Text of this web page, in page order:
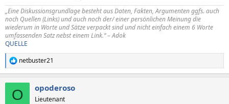
„Eine Diskussionsgrundlage besteht aus Daten, Fakten, Argumenten ggfs. auch
noch Quellen (Links) und auch noch der/ einer persönlichen Meinung die
wiederum in Worte und Sätze verpackt sind und nicht einfach einem 6 Worte
umfassenden Satz nebst einem Link.“ – Adok
QUELLE
R
e
netbuster21
O opoderoso
Lieutenant